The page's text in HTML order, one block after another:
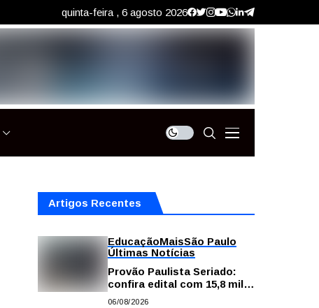
quinta-feira , 6 agosto 2026
Artigos Recentes
EducaçãoMaisSão Paulo
Últimas Notícias
Provão Paulista Seriado:
confira edital com 15,8 mil
vagas para ensino superior
06/08/2026